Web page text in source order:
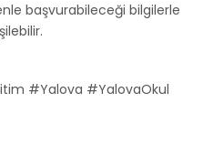
başvurabileceği bilgilerle
#Yalova #YalovaOkul